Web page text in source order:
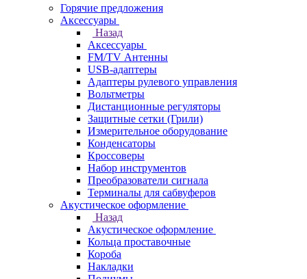
Горячие предложения
Аксессуары
Назад
Аксессуары
FM/TV Антенны
USB-адаптеры
Адаптеры рулевого управления
Вольтметры
Дистанционные регуляторы
Защитные сетки (Грили)
Измерительное оборудование
Конденсаторы
Кроссоверы
Набор инструментов
Преобразователи сигнала
Терминалы для сабвуферов
Акустическое оформление
Назад
Акустическое оформление
Кольца проставочные
Короба
Накладки